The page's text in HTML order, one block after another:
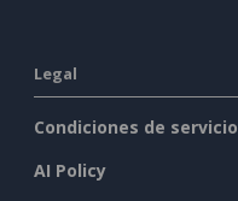
Legal
Condiciones de servicio
AI Policy